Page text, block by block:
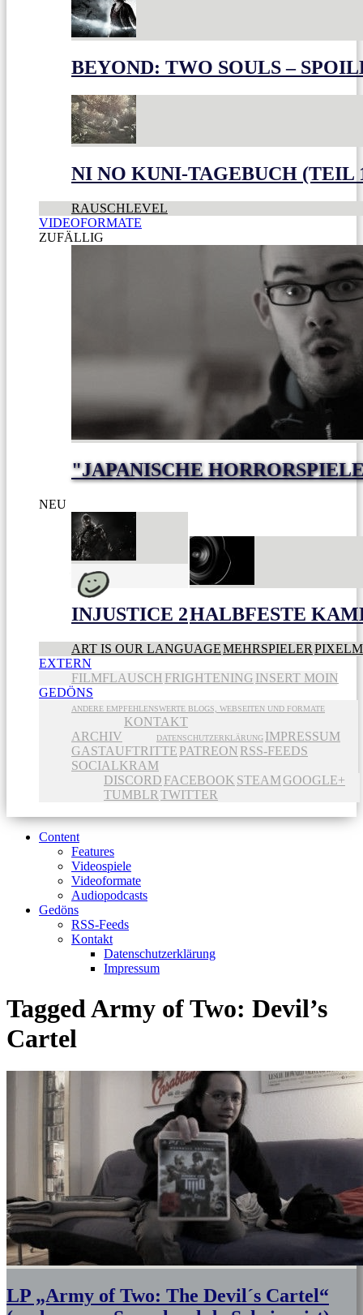
BEYOND: TWO SOULS –
NI NO KUNI-TAGEBUCH (TEIL
RAUSCHLEVEL
VIDEOFORMATE
ZUFÄLLIG
"JAPANISCHE
NEU
INJUSTICE 2HALBFESTE
ART IS OUR LANGUAGEMEHRSPIELER
EXTERN
FILMFLAUSCH FRIGHTENING INSERT MOIN
GEDÖNS
ANDERE EMPFEHLENSWERTE BLOGS, WEBSEITEN UND FORMATE
ARCHIV
KONTAKT
DATENSCHUTZERKLÄRUNG IMPRESSUM
GASTAUFTRITTE PATREON RSS-FEEDS
SOCIALKRAM
DISCORD FACEBOOK STEAMGOOGLE+
TUMBLR TWITTER
Content
Features
Videospiele
Videoformate
Audiopodcasts
Gedöns
RSS-Feeds
Kontakt
Datenschutzerklärung
Impressum
TaggedArmy of Two: Devil’s
Cartel
LP „Army of Two: The Devil´s Cartel“